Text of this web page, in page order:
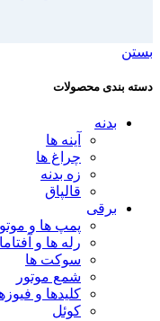
بستن
دسته بندی محصولات
بدنه
آینه ها
چراغ ها
زه بدنه
قالپاق
برقی
پمپ ها و
رله ها و
سوکت ها
شمع موتور
کلیدها و
کوئل